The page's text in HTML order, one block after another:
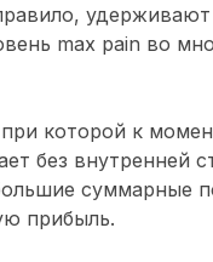
удерживают
max pain во
которой к
без внутренней
суммарные
прибыль.